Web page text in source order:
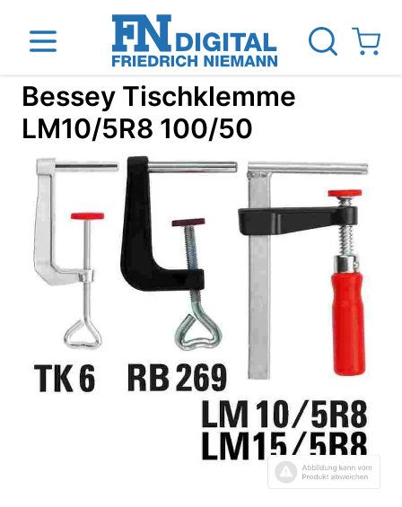
Direkt zum Inhalt
Das Unternehmen
View
Bessey Tischklemme
LM10/5R8 100/50